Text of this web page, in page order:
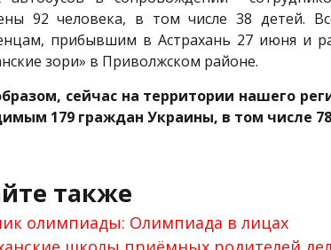
92 человека, в том числе 38 детей.
прибывшим в Астрахань 27 июня и
зори» в Приволжском районе.
сейчас на территории нашего
179 граждан Украины, в том числе
также
олимпиады: Олимпиада в лицах